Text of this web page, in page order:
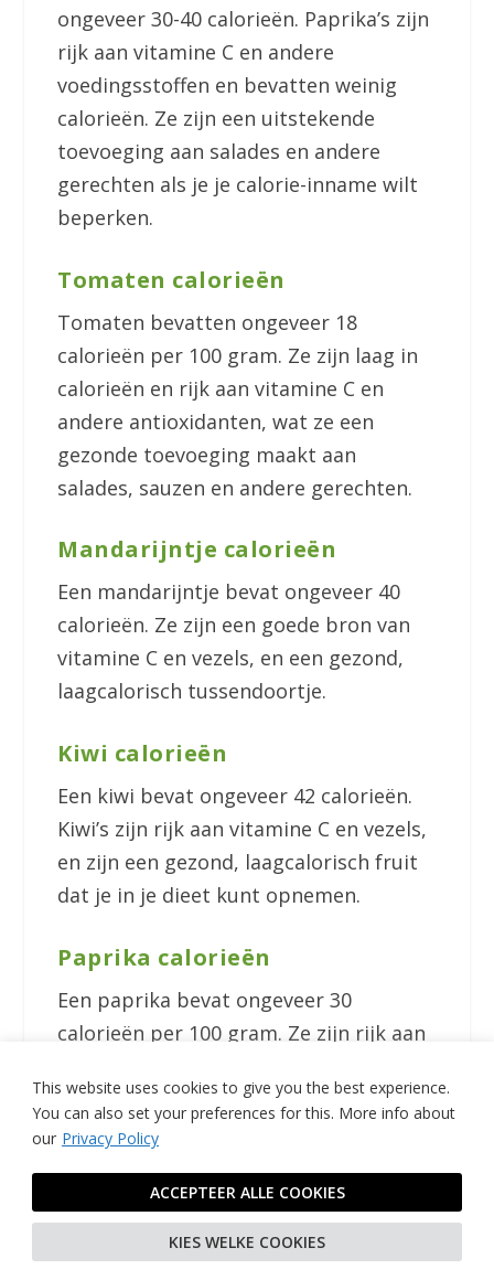
This website uses cookies to give you the best experience.
You can also set your preferences for this. More info about
our Privacy Policy
KIES WELKE COOKIES
ACCEPTEER ALLE COOKIES
ongeveer 30-40 calorieën. Paprika’s zijn
rijk aan vitamine C en andere
voedingsstoffen en bevatten weinig
calorieën. Ze zijn een uitstekende
toevoeging aan salades en andere
gerechten als je je calorie-inname wilt
beperken.
Tomaten calorieën
Tomaten bevatten ongeveer 18
calorieën per 100 gram. Ze zijn laag in
calorieën en rijk aan vitamine C en
andere antioxidanten, wat ze een
gezonde toevoeging maakt aan
salades, sauzen en andere gerechten.
Mandarijntje calorieën
Een mandarijntje bevat ongeveer 40
calorieën. Ze zijn een goede bron van
vitamine C en vezels, en een gezond,
laagcalorisch tussendoortje.
Kiwi calorieën
Een kiwi bevat ongeveer 42 calorieën.
Kiwi’s zijn rijk aan vitamine C en vezels,
en zijn een gezond, laagcalorisch fruit
dat je in je dieet kunt opnemen.
Paprika calorieën
Een paprika bevat ongeveer 30
calorieën per 100 gram. Ze zijn rijk aan
een gezonde en laagcalorische keuze
maakt.
Komkommer calorieën
Een komkommer bevat ongeveer 15
calorieën per 100 gram. Ze zijn extreem